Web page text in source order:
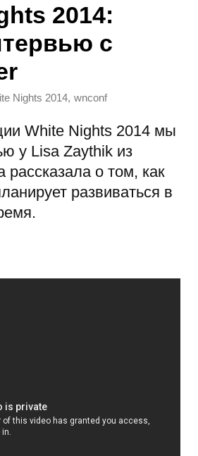
2014:
с
Nights 2014, wnconf
White Nights 2014 мы
у Lisa Zaythik из
рассказала о том, как
развиваться в